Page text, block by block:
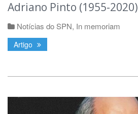
Adriano Pinto (1955-2020)
Notícias do SPN, In memoriam
Artigo